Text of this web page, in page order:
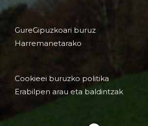
GureGipuzkoari buruz
Harremanetarako
Cookieei buruzko politika
Erabilpen arau eta baldintzak